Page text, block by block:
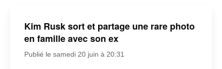
Kim Rusk sort et partage une rare photo
en famille avec son ex
Publié le samedi 20 juin à 20:31